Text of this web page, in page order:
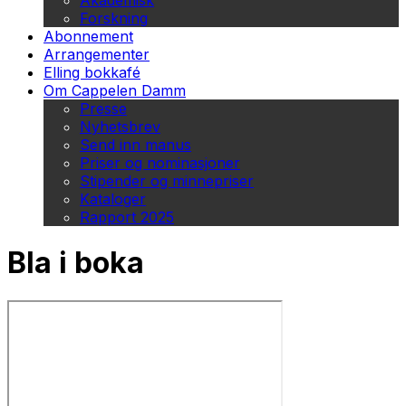
Forskning
Abonnement
Arrangementer
Elling bokkafé
Om Cappelen Damm
Presse
Nyhetsbrev
Send inn manus
Priser og nominasjoner
Stipender og minnepriser
Kataloger
Rapport 2025
Bla i boka